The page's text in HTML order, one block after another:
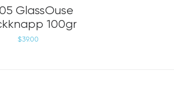
GlassOuse
100gr
$39.00